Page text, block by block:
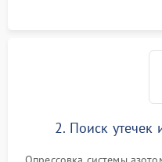
2. Поиск утечек